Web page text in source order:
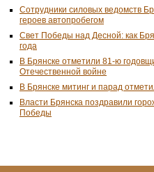
Сотрудники силовых ведомств
героев автопробегом
Свет Победы над Десной: как
года
В Брянске отметили 81-ю
Отечественной войне
В Брянске митинг и парад
Власти Брянска поздравили
Победы